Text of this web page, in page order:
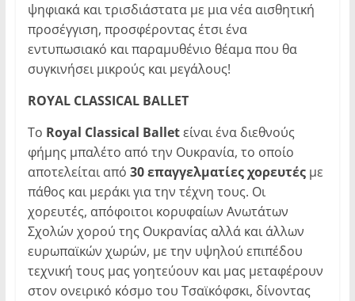
ψηφιακά και τρισδιάστατα με μια νέα αισθητική
προσέγγιση, προσφέροντας έτσι ένα
εντυπωσιακό και παραμυθένιο θέαμα που θα
συγκινήσει μικρούς και μεγάλους!
ROYAL CLASSICAL BALLET
Το Royal Classical Balletείναι ένα διεθνούς
φήμης μπαλέτο από την Ουκρανία, το οποίο
αποτελείται από 30 επαγγελματίες χορευτέςμε
πάθος και μεράκι για την τέχνη τους. Οι
χορευτές, απόφοιτοι κορυφαίων Ανωτάτων
Σχολών χορού της Ουκρανίας αλλά και άλλων
ευρωπαϊκών χωρών, με την υψηλού επιπέδου
τεχνική τους μας γοητεύουν και μας μεταφέρουν
στον ονειρικό κόσμο του Τσαϊκόφσκι, δίνοντας